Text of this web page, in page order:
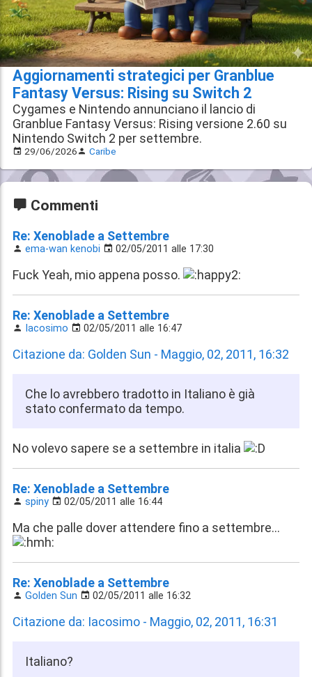
Aggiornamenti strategici per Granblue
Fantasy Versus: Rising su Switch 2
Cygames e Nintendo annunciano il lancio di
Granblue Fantasy Versus: Rising versione 2.60 su
Nintendo Switch 2 per settembre.
29/06/2026 Caribe
Commenti
Re: Xenoblade a Settembre
ema-wan kenobi 02/05/2011 alle 17:30
Fuck Yeah, mio appena posso.
Re: Xenoblade a Settembre
Iacosimo 02/05/2011 alle 16:47
Citazione da: Golden Sun - Maggio, 02, 2011, 16:32
Che lo avrebbero tradotto in Italiano è già
stato confermato da tempo.
No volevo sapere se a settembre in italia
Re: Xenoblade a Settembre
spiny 02/05/2011 alle 16:44
Ma che palle dover attendere fino a settembre...
Re: Xenoblade a Settembre
Golden Sun 02/05/2011 alle 16:32
Citazione da: Iacosimo - Maggio, 02, 2011, 16:31
Italiano?